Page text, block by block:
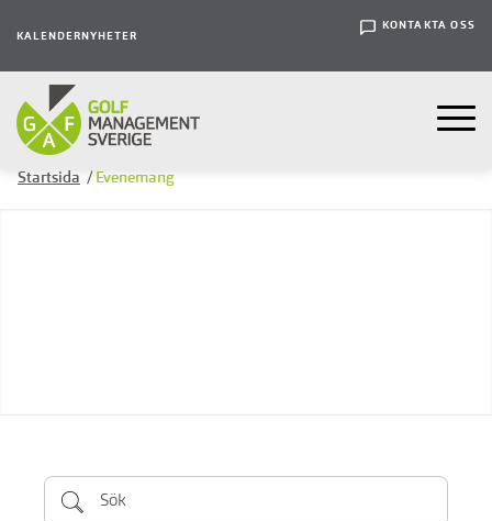
KALENDER NYHETER
KONTAKTA OSS
Startsida / Evenemang
Sök